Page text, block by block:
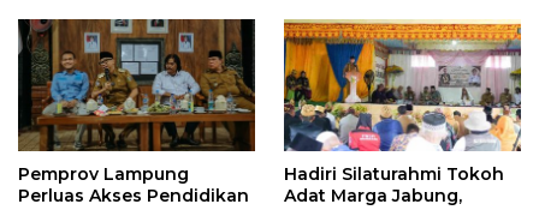
Pemprov Lampung
Perluas Akses Pendidikan
Hadiri Silaturahmi Tokoh
Adat Marga Jabung,